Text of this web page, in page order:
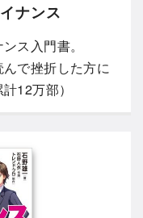
ナンス
ス入門書。
で挫折した方に
12万部）